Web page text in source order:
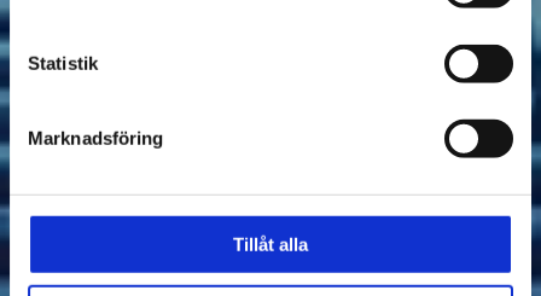
Statistik
Marknadsföring
Tillåt alla
TRAPPOR
"Det finns regler för trappor att
förhålla sig till"